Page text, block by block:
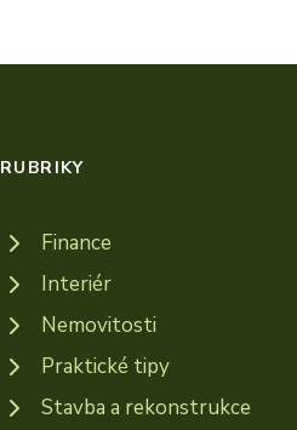
RUBRIKY
Finance
Interiér
Nemovitosti
Praktické tipy
Stavba a rekonstrukce